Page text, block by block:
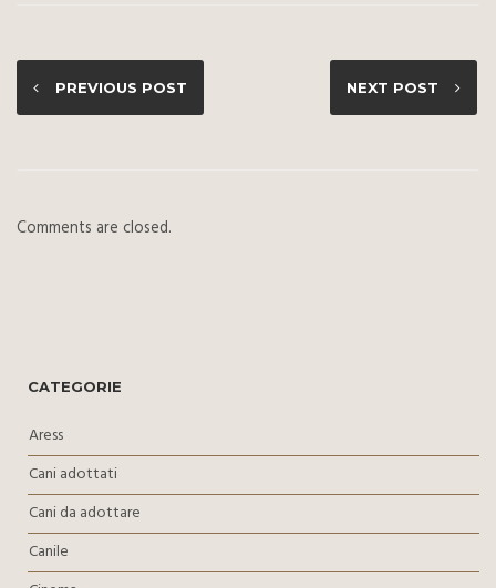
PREVIOUS POST NEXT POST
Comments are closed.
CATEGORIE
Aress
Cani adottati
Cani da adottare
Canile